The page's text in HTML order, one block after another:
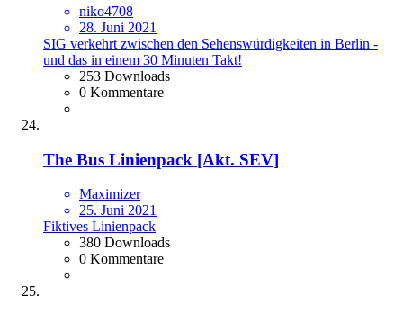
niko4708
28. Juni 2021
SIG verkehrt zwischen den Sehenswürdigkeiten in Berlin -
und das in einem 30 Minuten Takt!
253 Downloads
0 Kommentare
The Bus Linienpack [Akt. SEV]
Maximizer
25. Juni 2021
Fiktives Linienpack
380 Downloads
0 Kommentare